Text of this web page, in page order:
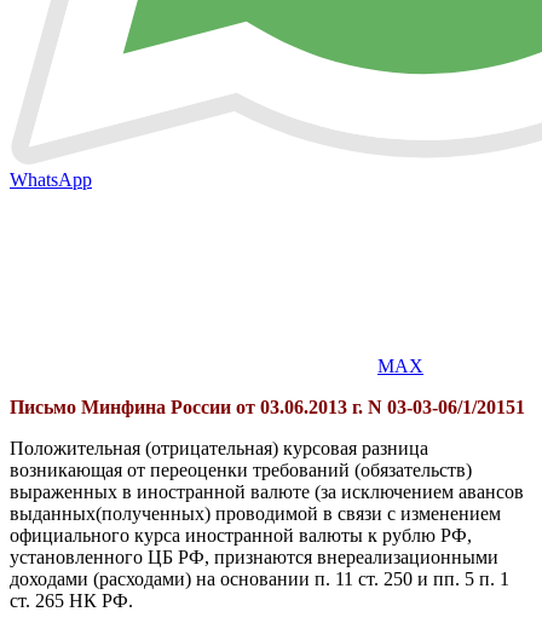
WhatsApp
MAX
Письмо Минфина России от 03.06.2013 г. N 03-03-06/1/20151
Положительная (отрицательная) курсовая разница
возникающая от переоценки требований (обязательств)
выраженных в иностранной валюте (за исключением авансов
выданных(полученных) проводимой в связи с изменением
официального курса иностранной валюты к рублю РФ,
установленного ЦБ РФ, признаются внереализационными
доходами (расходами) на основании п. 11 ст. 250 и пп. 5 п. 1
ст. 265 НК РФ.